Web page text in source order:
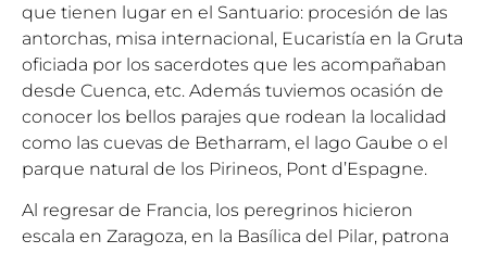
que tienen lugar en el Santuario: procesión de las
antorchas, misa internacional, Eucaristía en la Gruta
oficiada por los sacerdotes que les acompañaban
desde Cuenca, etc. Además tuviemos ocasión de
conocer los bellos parajes que rodean la localidad
como las cuevas de Betharram, el lago Gaube o el
parque natural de los Pirineos, Pont d’Espagne.
Al regresar de Francia, los peregrinos hicieron
escala en Zaragoza, en la Basílica del Pilar, patrona